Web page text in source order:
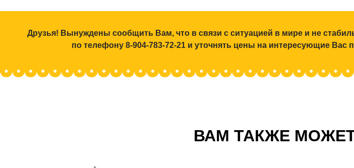
Друзья! Вынуждены сообщить Вам, что в связи с ситуацией в мире и не
по телефону 8-904-783-72-21 и уточнять цены на интересующие
ВАМ ТАКЖЕ